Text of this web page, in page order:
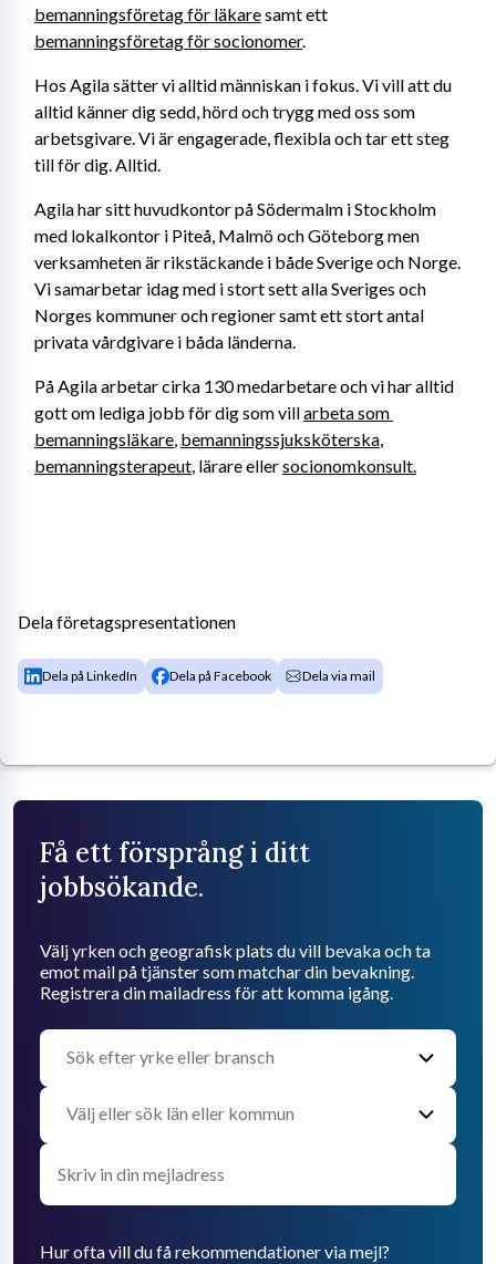
bemanningsföretag för läkare
bemanningsföretag för socionomer.
Hos Agila sätter vi alltid människan i fokus. Vi vill att du
alltid känner dig sedd, hörd och trygg med oss som
arbetsgivare. Vi är engagerade, flexibla och tar ett steg
till för dig. Alltid.
Agila har sitt huvudkontor på Södermalm i Stockholm
med lokalkontor i Piteå, Malmö och Göteborg men
verksamheten är rikstäckande i både Sverige och Norge.
Vi samarbetar idag med i stort sett alla Sveriges och
Norges kommuner och regioner samt ett stort antal
privata vårdgivare i båda länderna.
På Agila arbetar cirka 130 medarbetare och vi har alltid
gott om lediga jobb för dig som vill arbeta som
bemanningsläkare, bemanningssjuksköterska
bemanningsterapeut, lärare eller socionomkonsult.
Dela företagspresentationen
Dela på LinkedIn Dela på Facebook Dela via mail
Få ett försprång i ditt
jobbsökande.
Välj yrken och geografisk plats du vill bevaka och ta
emot mail på tjänster som matchar din bevakning.
Registrera din mailadress för att komma igång.
Hur ofta vill du få rekommendationer via mejl?